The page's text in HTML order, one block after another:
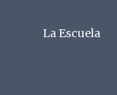
La Escuela